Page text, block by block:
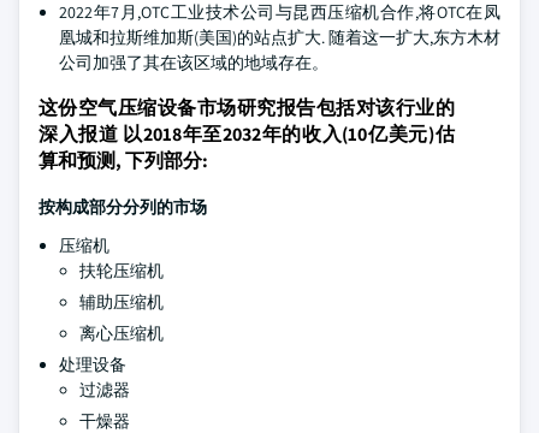
2022年7月,OTC工业技术公司与昆西压缩机合作,将OTC在凤
凰城和拉斯维加斯(美国)的站点扩大. 随着这一扩大,东方木材
公司加强了其在该区域的地域存在。
这份空气压缩设备市场研究报告包括对该行业的
深入报道 以2018年至2032年的收入(10亿美元)估
算和预测, 下列部分:
按构成部分分列的市场
压缩机
扶轮压缩机
辅助压缩机
离心压缩机
处理设备
过滤器
干燥器